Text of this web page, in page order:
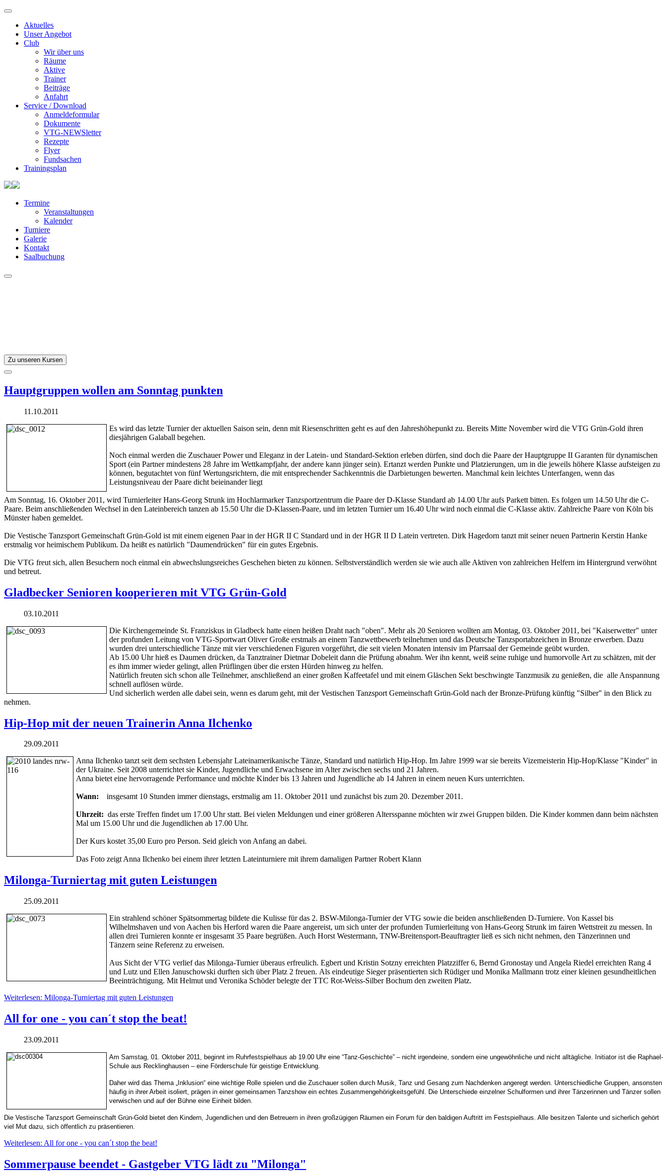
Aktuelles
Unser Angebot
Club
Wir über uns
Räume
Aktive
Trainer
Beiträge
Anfahrt
Service / Download
Anmeldeformular
Dokumente
VTG-NEWSletter
Rezepte
Flyer
Fundsachen
Trainingsplan
Termine
Veranstaltungen
Kalender
Turniere
Galerie
Kontakt
Saalbuchung
Zu unseren Kursen
Hauptgruppen wollen am Sonntag punkten
11.10.2011
Es wird das letzte Turnier der aktuellen Saison sein, denn mit Riesenschritten geht es auf den Jahreshöhepunkt zu. Bereits Mitte November wird die VTG Grün-Gold ihren
diesjährigen Galaball begehen.
Noch einmal werden die Zuschauer Power und Eleganz in der Latein- und Standard-Sektion erleben dürfen, sind doch die Paare der Hauptgruppe II Garanten für dynamischen
Sport (ein Partner mindestens 28 Jahre im Wettkampfjahr, der andere kann jünger sein). Ertanzt werden Punkte und Platzierungen, um in die jeweils höhere Klasse aufsteigen zu
können, begutachtet von fünf Wertungsrichtern, die mit entsprechender Sachkenntnis die Darbietungen bewerten. Manchmal kein leichtes Unterfangen, wenn das
Leistungsniveau der Paare dicht beieinander liegt
Am Sonntag, 16. Oktober 2011, wird Turnierleiter Hans-Georg Strunk im Hochlarmarker Tanzsportzentrum die Paare der D-Klasse Standard ab 14.00 Uhr aufs Parkett bitten. Es folgen um 14.50 Uhr die C-
Paare. Beim anschließenden Wechsel in den Lateinbereich tanzen ab 15.50 Uhr die D-Klassen-Paare, und im letzten Turnier um 16.40 Uhr wird noch einmal die C-Klasse aktiv. Zahlreiche Paare von Köln bis
Münster haben gemeldet.
Die Vestische Tanzsport Gemeinschaft Grün-Gold ist mit einem eigenen Paar in der HGR II C Standard und in der HGR II D Latein vertreten. Dirk Hagedorn tanzt mit seiner neuen Partnerin Kerstin Hanke
erstmalig vor heimischem Publikum. Da heißt es natürlich "Daumendrücken" für ein gutes Ergebnis.
Die VTG freut sich, allen Besuchern noch einmal ein abwechslungsreiches Geschehen bieten zu können. Selbstverständlich werden sie wie auch alle Aktiven von zahlreichen Helfern im Hintergrund verwöhnt
und betreut.
Gladbecker Senioren kooperieren mit VTG Grün-Gold
03.10.2011
Die Kirchengemeinde St. Franziskus in Gladbeck hatte einen heißen Draht nach "oben". Mehr als 20 Senioren wollten am Montag, 03. Oktober 2011, bei "Kaiserwetter" unter
der profunden Leitung von VTG-Sportwart Oliver Große erstmals an einem Tanzwettbewerb teilnehmen und das Deutsche Tanzsportabzeichen in Bronze erwerben. Dazu
wurden drei unterschiedliche Tänze mit vier verschiedenen Figuren vorgeführt, die seit vielen Monaten intensiv im Pfarrsaal der Gemeinde geübt wurden.
Ab 15.00 Uhr hieß es Daumen drücken, da Tanztrainer Dietmar Dobeleit dann die Prüfung abnahm. Wer ihn kennt, weiß seine ruhige und humorvolle Art zu schätzen, mit der
es ihm immer wieder gelingt, allen Prüflingen über die ersten Hürden hinweg zu helfen.
Natürlich freuten sich schon alle Teilnehmer, anschließend an einer großen Kaffeetafel und mit einem Gläschen Sekt beschwingte Tanzmusik zu genießen, die alle Anspannung
schnell auflösen würde.
Und sicherlich werden alle dabei sein, wenn es darum geht, mit der Vestischen Tanzsport Gemeinschaft Grün-Gold nach der Bronze-Prüfung künftig "Silber" in den Blick zu
nehmen.
Hip-Hop mit der neuen Trainerin Anna Ilchenko
29.09.2011
Anna Ilchenko tanzt seit dem sechsten Lebensjahr Lateinamerikanische Tänze, Standard und natürlich Hip-Hop. Im Jahre 1999 war sie bereits Vizemeisterin Hip-Hop/Klasse "Kinder" in
der Ukraine. Seit 2008 unterrichtet sie Kinder, Jugendliche und Erwachsene im Alter zwischen sechs und 21 Jahren.
Anna bietet eine hervorragende Performance und möchte Kinder bis 13 Jahren und Jugendliche ab 14 Jahren in einem neuen Kurs unterrichten.
Wann: insgesamt 10 Stunden immer dienstags, erstmalig am 11. Oktober 2011 und zunächst bis zum 20. Dezember 2011.
Uhrzeit: das erste Treffen findet um 17.00 Uhr statt. Bei vielen Meldungen und einer größeren Altersspanne möchten wir zwei Gruppen bilden. Die Kinder kommen dann beim nächsten
Mal um 15.00 Uhr und die Jugendlichen ab 17.00 Uhr.
Der Kurs kostet 35,00 Euro pro Person. Seid gleich von Anfang an dabei.
Das Foto zeigt Anna Ilchenko bei einem ihrer letzten Lateinturniere mit ihrem damaligen Partner Robert Klann
Milonga-Turniertag mit guten Leistungen
25.09.2011
Ein strahlend schöner Spätsommertag bildete die Kulisse für das 2. BSW-Milonga-Turnier der VTG sowie die beiden anschließenden D-Turniere. Von Kassel bis
Wilhelmshaven und von Aachen bis Herford waren die Paare angereist, um sich unter der profunden Turnierleitung von Hans-Georg Strunk im fairen Wettstreit zu messen. In
allen drei Turnieren konnte er insgesamt 35 Paare begrüßen. Auch Horst Westermann, TNW-Breitensport-Beauftragter ließ es sich nicht nehmen, den Tänzerinnen und
Tänzern seine Referenz zu erweisen.
Aus Sicht der VTG verlief das Milonga-Turnier überaus erfreulich. Egbert und Kristin Sotzny erreichten Platzziffer 6, Bernd Gronostay und Angela Riedel erreichten Rang 4
und Lutz und Ellen Januschowski durften sich über Platz 2 freuen. Als eindeutige Sieger präsentierten sich Rüdiger und Monika Mallmann trotz einer kleinen gesundheitlichen
Beeinträchtigung. Mit Helmut und Veronika Schöder belegte der TTC Rot-Weiss-Silber Bochum den zweiten Platz.
Weiterlesen: Milonga-Turniertag mit guten Leistungen
All for one - you can´t stop the beat!
23.09.2011
Am Samstag, 01. Oktober 2011, beginnt im Ruhrfestspielhaus ab 19.00 Uhr eine “Tanz-Geschichte” – nicht irgendeine, sondern eine ungewöhnliche und nicht alltägliche. Initiator ist die Raphael-
Schule aus Recklinghausen – eine Förderschule für geistige Entwicklung.
Daher wird das Thema „Inklusion“ eine wichtige Rolle spielen und die Zuschauer sollen durch Musik, Tanz und Gesang zum Nachdenken angeregt werden. Unterschiedliche Gruppen, ansonsten
häufig in ihrer Arbeit isoliert, prägen in einer gemeinsamen Tanzshow ein echtes Zusammengehörigkeitsgefühl. Die Unterschiede einzelner Schulformen und ihrer Tänzerinnen und Tänzer sollen
verwischen und auf der Bühne eine Einheit bilden.
Die Vestische Tanzsport Gemeinschaft Grün-Gold bietet den Kindern, Jugendlichen und den Betreuern in ihren großzügigen Räumen ein Forum für den baldigen Auftritt im Festspielhaus. Alle besitzen Talente und sicherlich gehört
viel Mut dazu, sich öffentlich zu präsentieren.
Weiterlesen: All for one - you can´t stop the beat!
Sommerpause beendet - Gastgeber VTG lädt zu "Milonga"